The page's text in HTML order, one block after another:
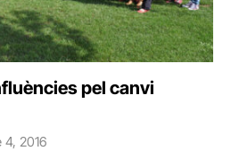
pel canvi
4, 2016